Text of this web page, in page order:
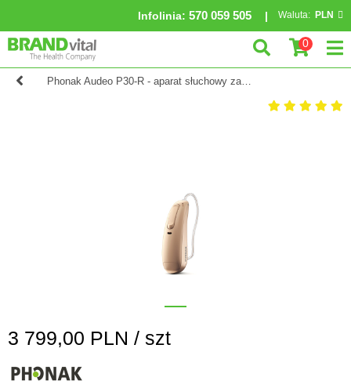
Infolinia: 570 059 505 Waluta: PLN
0
Phonak Audeo P30-R - aparat słuchowy zauszny
3 799,00 PLN / szt